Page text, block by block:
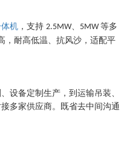
机 ，支持 2.5MW、 5MW等多
，耐高低温、抗风沙，适配平
设备定制生产，到运输吊装、
多家供应商。既省去中间沟通